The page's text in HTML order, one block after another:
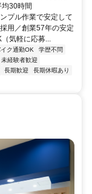
30時間
プル作業で安定して
用／創業57年の安定
気軽に応募...
イク通勤OK
学歴不問
未経験者歓迎
長期歓迎
長期休暇あり